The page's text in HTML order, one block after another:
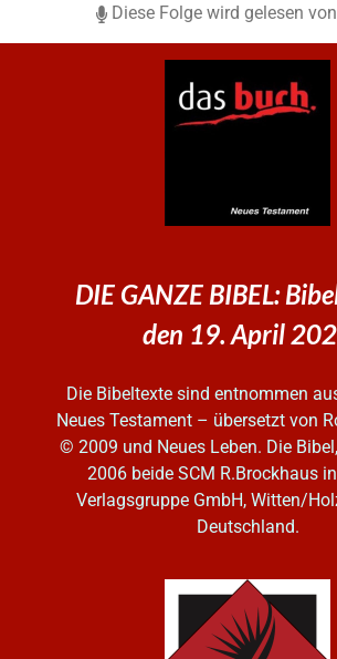
Diese Folge wird gelesen
DIE GANZE BIBEL:
den 19. April
Die Bibeltexte sind entnommen
Neues Testament – übersetzt von
© 2009 und Neues Leben. Die
2006 beide SCM R.Brockhaus
Verlagsgruppe GmbH, Witten/
Deutschland.